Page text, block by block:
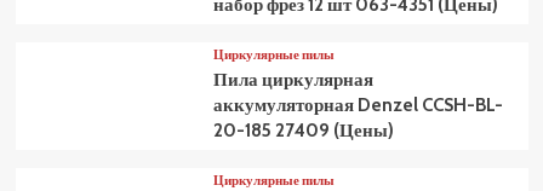
набор фрез 12 шт 063-4351 (Цены)
Циркулярные пилы
Пила циркулярная
аккумуляторная Denzel CCSH-BL-
20-185 27409 (Цены)
Циркулярные пилы